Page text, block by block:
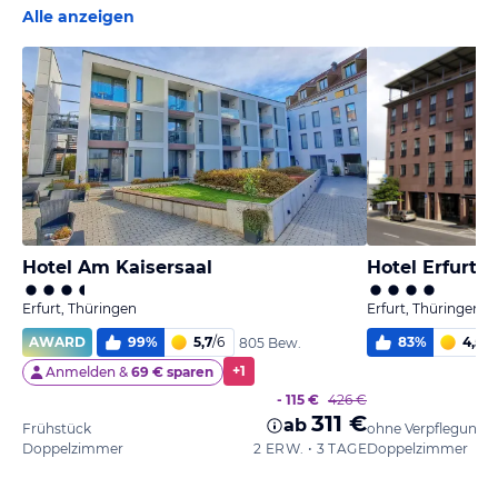
Alle anzeigen
Hotel Am Kaisersaal
Erfurt, Thüringen
AWARD
99% 5,7/6
805 Bew.
Anmelden & 69 € sparen +1
Frühstück
Doppelzimmer
- 115 € 426 €
ab 311 €
2 ERW. • 3 TAGE
Erfurt, Thüringen
83% 4,5
ohne Verpflegung
Doppelzimmer